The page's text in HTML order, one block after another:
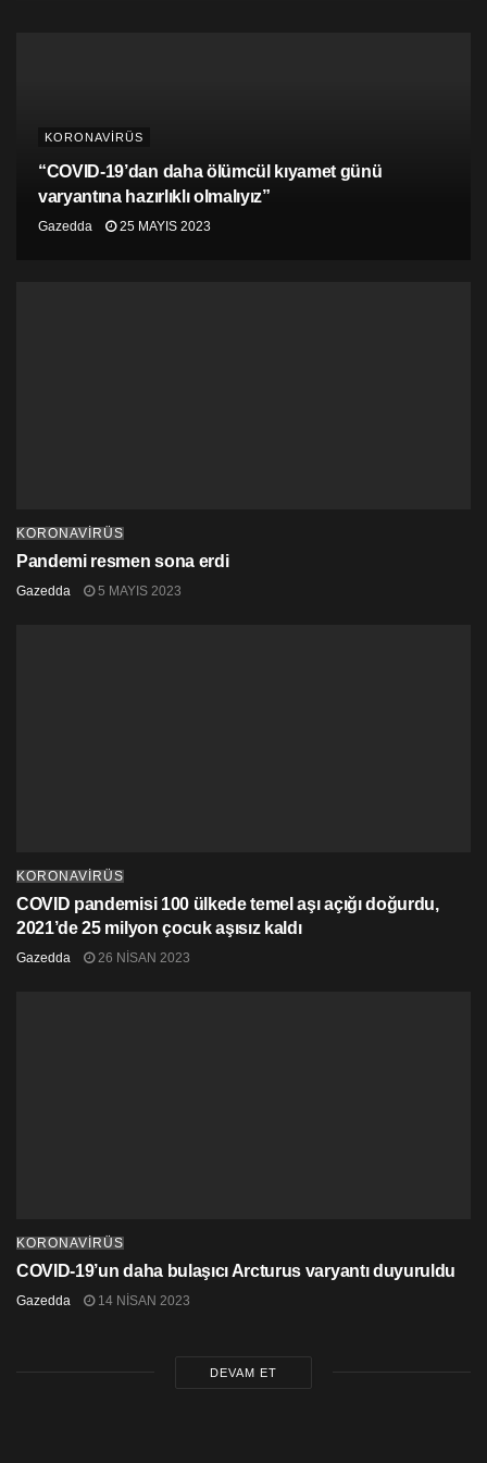
KORONAVİRÜS
“COVID-19’dan daha ölümcül kıyamet günü
varyantına hazırlıklı olmalıyız”
Gazedda 25 MAYIS 2023
KORONAVİRÜS
Pandemi resmen sona erdi
Gazedda 5 MAYIS 2023
KORONAVİRÜS
COVID pandemisi 100 ülkede temel aşı açığı doğurdu,
2021’de 25 milyon çocuk aşısız kaldı
Gazedda 26 NISAN 2023
KORONAVİRÜS
COVID-19’un daha bulaşıcı Arcturus varyantı duyuruldu
Gazedda 14 NISAN 2023
DEVAM ET